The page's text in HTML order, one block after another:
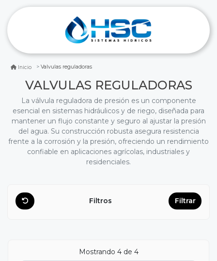
Inicio Valvulas reguladoras
VALVULAS REGULADORAS
La válvula reguladora de presión es un componente
esencial en sistemas hidráulicos y de riego, diseñada para
mantener un flujo constante y seguro al ajustar la presión
del agua. Su construcción robusta asegura resistencia
frente a la corrosión y la presión, ofreciendo un rendimiento
confiable en aplicaciones agrícolas, industriales y
residenciales.
Filtros Filtrar
Mostrando 4de 4